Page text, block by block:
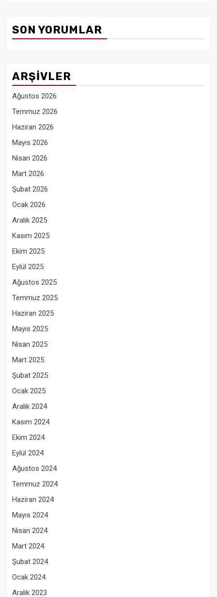
SON YORUMLAR
ARŞIVLER
Ağustos 2026
Temmuz 2026
Haziran 2026
Mayıs 2026
Nisan 2026
Mart 2026
Şubat 2026
Ocak 2026
Aralık 2025
Kasım 2025
Ekim 2025
Eylül 2025
Ağustos 2025
Temmuz 2025
Haziran 2025
Mayıs 2025
Nisan 2025
Mart 2025
Şubat 2025
Ocak 2025
Aralık 2024
Kasım 2024
Ekim 2024
Eylül 2024
Ağustos 2024
Temmuz 2024
Haziran 2024
Mayıs 2024
Nisan 2024
Mart 2024
Şubat 2024
Ocak 2024
Aralık 2023